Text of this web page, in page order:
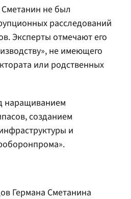
не был
расследований
Эксперты отмечают его
не имеющего
или родственных
наращиванием
созданием
и
Германа Сметанина